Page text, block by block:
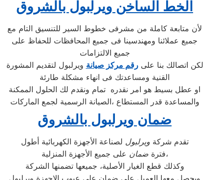
الخط الساخن ويرلبول بالشروق
لأن متابعة كاملة من مشرفى خطوط السير للتنسيق التام مع
جميع عملائنا ومهندسينا فى جميع المحافظات للحفاظ على
جميع الالتزامات
لكن اتصالك بنا علىرقم مركز صيانة ويرلبول لتقديم المشورة
القنية ومساعدتك فى انهاء مشكلة طارئة
او عطل بسيط هو امر نقدره تمام ونقدم لك الحلول الممكنة
والمساعدة قدر المستطاع ،الصيانة الرسمية لجمع الماركات
ضمان ويرلبول بالشروق
تقدم شركة ويرلبول لصناعة الأجهزة الكهربائية أطول
فترةضمان
على جميع الأجهزة المنزلية،
وكذلك قطع الغيار الأصلية، جميعها تضمنها الشركة
ويحصل معها العميل على ضمان علي عيوب الاجهزة ويرلبول